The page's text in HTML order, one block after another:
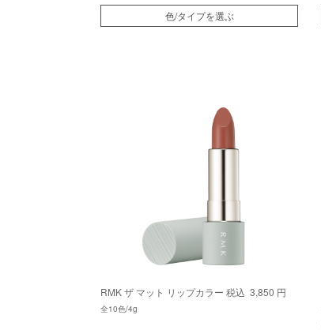
色/タイプを選ぶ
RMK ザ マット リップカラー 税込 3,850 円
全10色/4g